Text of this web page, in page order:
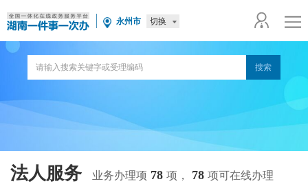
永州市 切换
法人服务 业务办理项 78 项， 78 项可在线办理